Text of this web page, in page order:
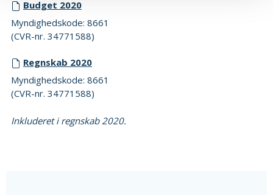
Budget 2020
Myndighedskode: 8661
(CVR-nr. 34771588)
Regnskab 2020
Myndighedskode: 8661
(CVR-nr. 34771588)
Inkluderet i regnskab 2020.